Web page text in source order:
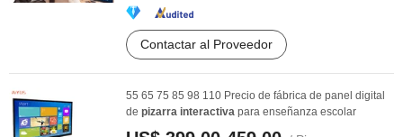
Contactar al Proveedor
55 65 75 85 98 110 Precio de fábrica de panel digital
de pizarra interactiva para enseñanza escolar